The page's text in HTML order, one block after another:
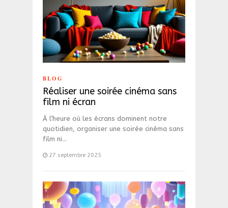
BLOG
Réaliser une soirée cinéma sans
film ni écran
À l’heure où les écrans dominent notre
quotidien, organiser une soirée cinéma sans
film ni…
27 septembre 2025